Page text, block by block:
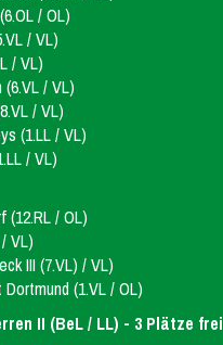
/ OL)
/ VL)
/ VL)
/ VL)
/ VL)
(1.LL / VL)
/ VL)
(12.RL / OL)
VL)
III (7.VL) / VL)
(1.VL / OL)
II (BeL / LL) - 3 Plätze frei